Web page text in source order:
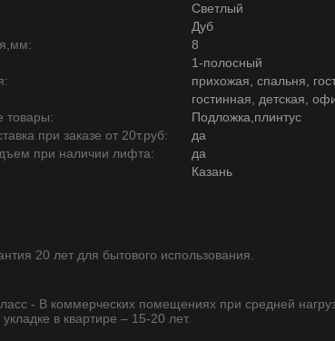
Светлый
Дуб
8
1-полосный
прихожая, спальня,
гостинная, детская,
товары:
Подложка,плинтус
при заказе от 20т.руб:
да
при наличии лифта:
да
Казань
20 лет для бытового использования.
- В коммерческих помещениях при средней
в квартире – 15-20 лет.